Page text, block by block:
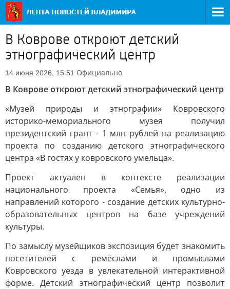
В Коврове откроют детский
этнографический центр
14 июня 2026, 15:51 Официально
В Коврове откроют детский этнографический центр
«Музей природы и этнографии» Ковровского
историко-мемориального музея получил
президентский грант - 1 млн рублей на реализацию
проекта по созданию детского этнографического
центра «В гостях у ковровского умельца».
Проект актуален в контексте реализации
национального проекта «Семья», одно из
направлений которого - создание детских культурно-
образовательных центров на базе учреждений
культуры.
По замыслу музейщиков экспозиция будет знакомить
посетителей с ремёслами и промыслами
Ковровского уезда в увлекательной интерактивной
форме. Детский этнографический центр позволит